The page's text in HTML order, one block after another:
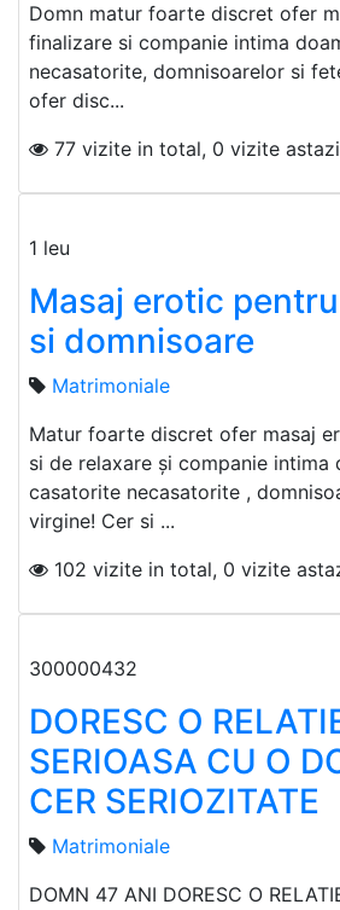
Domn matur foarte discret ofer
finalizare si companie intima
necasatorite, domnisoarelor si
ofer disc...
77 vizite in total, 0 vizite astazi
1 leu
Masaj erotic
si domnisoare
Matrimoniale
Matur foarte discret ofer masaj
si de relaxare și companie intima
casatorite necasatorite ,
virgine! Cer si ...
102 vizite in total, 0 vizite
300000432
DORESC O
SERIOASA CU O
CER SERIOZITATE
Matrimoniale
DOMN 47 ANI DORESC O